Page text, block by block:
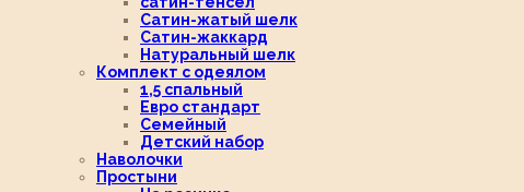
Сатин-жатый шелк
Сатин-жаккард
Натуральный шелк
Комплект с одеялом
1,5 спальный
Евро стандарт
Семейный
Детский набор
Наволочки
Простыни